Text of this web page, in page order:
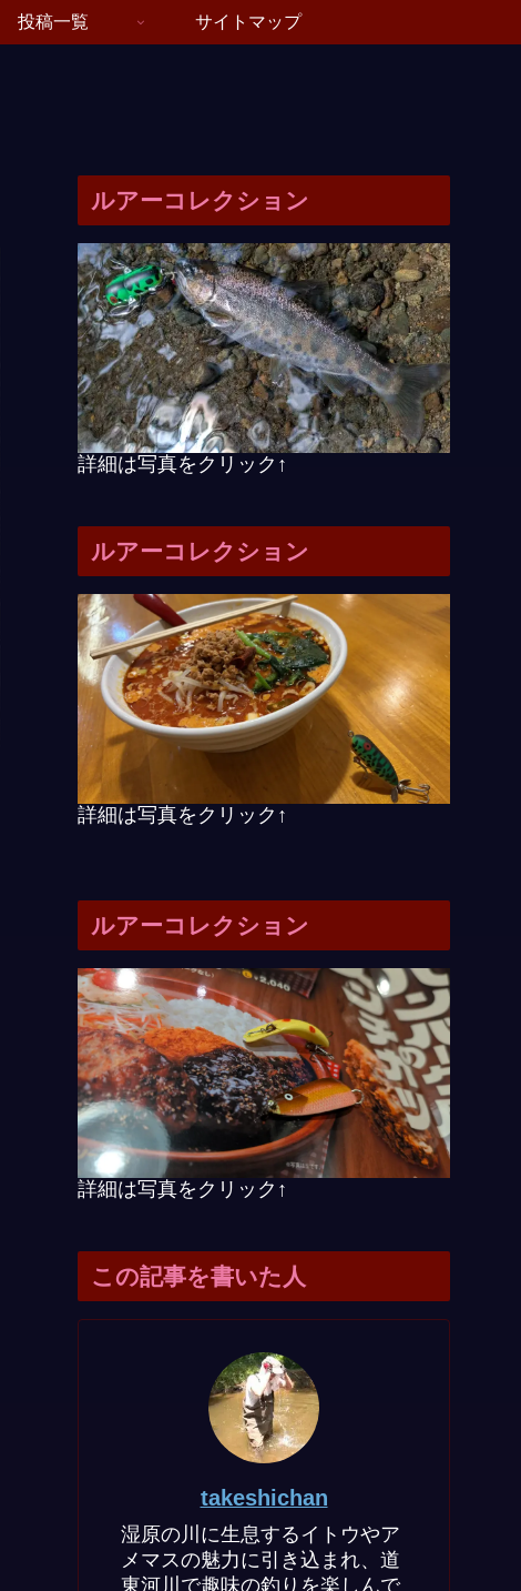
投稿一覧 サイトマップ
ルアーコレクション
詳細は写真をクリック↑
ルアーコレクション
詳細は写真をクリック↑
ルアーコレクション
詳細は写真をクリック↑
この記事を書いた人
takeshichan
湿原の川に生息するイトウやア
メマスの魅力に引き込まれ、道
東河川で趣味の釣りを楽しんで